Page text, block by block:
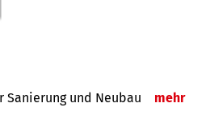
Sanierung und Neubau mehr